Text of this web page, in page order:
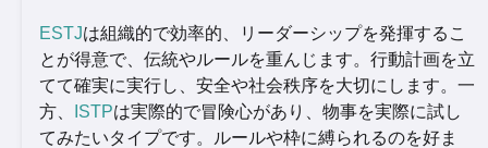
ESTJは組織的で効率的、リーダーシップを発揮するこ
とが得意で、伝統やルールを重んじます。行動計画を立
てて確実に実行し、安全や社会秩序を大切にします。一
方、
ISTPは実際的で冒険心があり、物事を実際に試し
てみたいタイプです。ルールや枠に縛られるのを好ま